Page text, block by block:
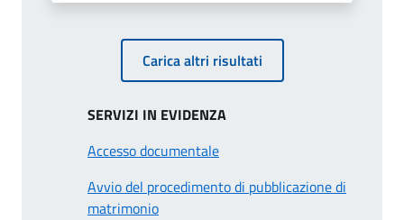
Carica altri risultati
SERVIZI IN EVIDENZA
Accesso documentale
Avvio del procedimento di pubblicazione di
matrimonio